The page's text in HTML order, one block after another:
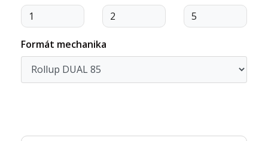
Formát mechanika